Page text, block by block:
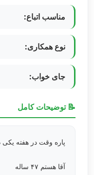
مناسب اتباع:
نوع همکاری:
جای خواب:
📝 توضیحات کامل
پاره وقت در هفته
آقا هستم ۴۷ ساله